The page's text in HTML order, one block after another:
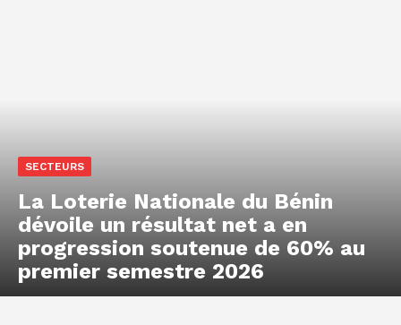
SECTEURS
La Loterie Nationale du Bénin
dévoile un résultat net a en
progression soutenue de 60% au
premier semestre 2026